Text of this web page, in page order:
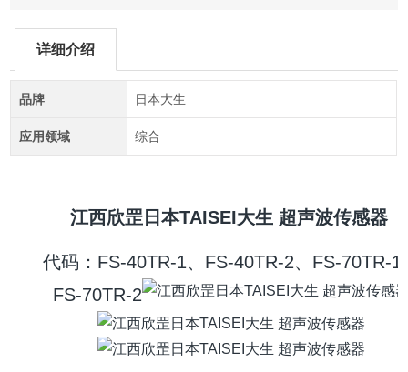
详细介绍
品牌 日本大生
应用领域 综合
江西欣罡日本TAISEI大生 超声波传感器
代码：FS-40TR-1、FS-40TR-2、FS-70TR-1
FS-70TR-2